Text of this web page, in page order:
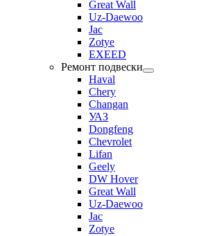
Great Wall
Uz-Daewoo
Jac
Zotye
EXEED
Ремонт подвески
Haval
Chery
Changan
УАЗ
Dongfeng
Chevrolet
Lifan
Geely
DW Hover
Great Wall
Uz-Daewoo
Jac
Zotye